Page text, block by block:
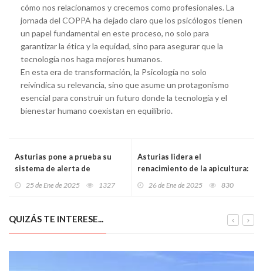
cómo nos relacionamos y crecemos como profesionales. La
jornada del COPPA ha dejado claro que los psicólogos tienen
un papel fundamental en este proceso, no solo para
garantizar la ética y la equidad, sino para asegurar que la
tecnología nos haga mejores humanos.
En esta era de transformación, la Psicología no solo
reivindica su relevancia, sino que asume un protagonismo
esencial para construir un futuro donde la tecnología y el
bienestar humano coexistan en equilibrio.
Asturias pone a prueba su
sistema de alerta de
25 de Ene de 2025 1327
Asturias lidera el
renacimiento de la apicultura:
26 de Ene de 2025 830
QUIZÁS TE INTERESE...